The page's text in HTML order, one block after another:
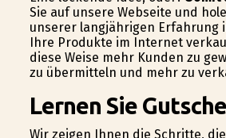
Sie auf unsere Webseite und
unserer langjährigen Erfahrung
Ihre Produkte im Internet
diese Weise mehr Kunden zu
zu übermitteln und mehr zu
Lernen Sie
Wir zeigen Ihnen die Schritte,